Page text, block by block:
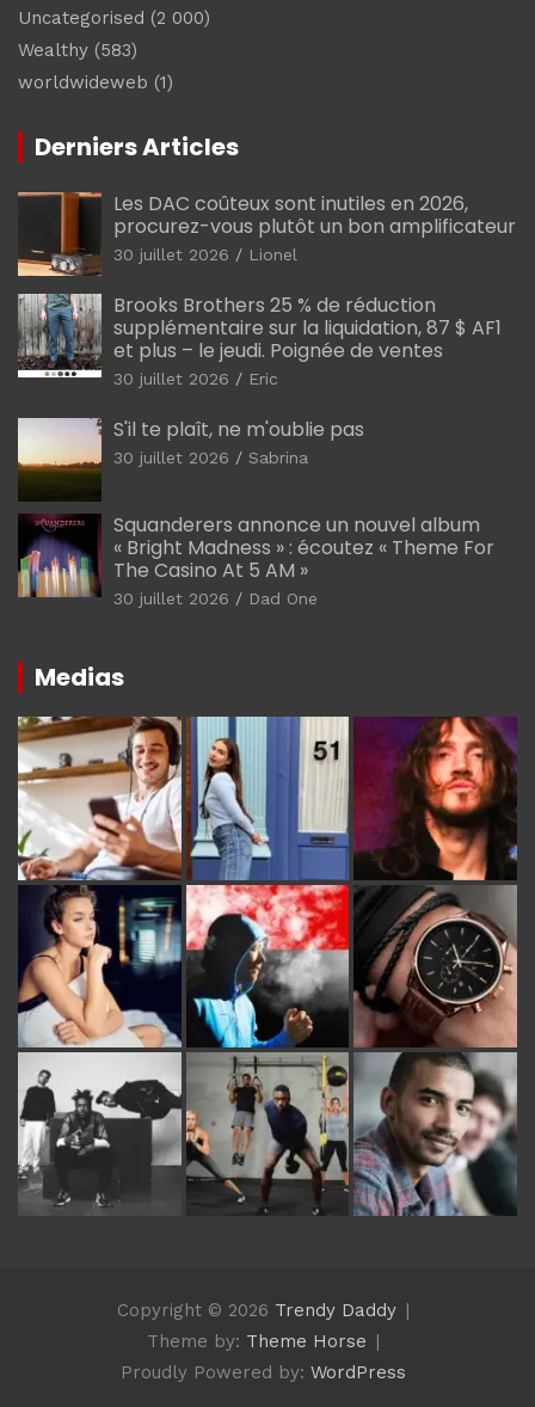
Uncategorised (2 000)
Wealthy (583)
worldwideweb (1)
Derniers Articles
Les DAC coûteux sont inutiles en 2026,
procurez-vous plutôt un bon amplificateur
30 juillet 2026 Lionel
Brooks Brothers 25 % de réduction
supplémentaire sur la liquidation, 87 $ AF1
et plus – le jeudi. Poignée de ventes
30 juillet 2026 Eric
S'il te plaît, ne m'oublie pas
30 juillet 2026 Sabrina
Squanderers annonce un nouvel album
« Bright Madness » : écoutez « Theme For
The Casino At 5 AM »
30 juillet 2026 Dad One
Medias
Copyright © 2026 Trendy Daddy
Theme by: Theme Horse
Proudly Powered by: WordPress